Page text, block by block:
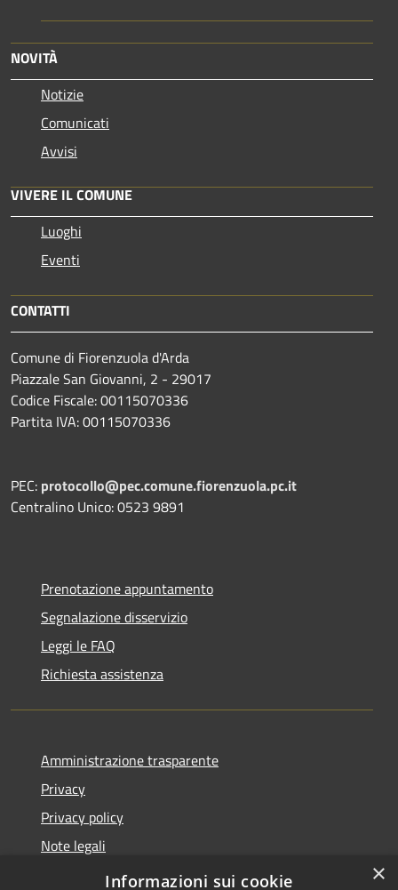
NOVITÀ
Notizie
Comunicati
Avvisi
VIVERE IL COMUNE
Luoghi
Eventi
CONTATTI
Comune di Fiorenzuola d'Arda
Piazzale San Giovanni, 2 - 29017
Codice Fiscale: 00115070336
Partita IVA: 00115070336
PEC: protocollo@pec.comune.fiorenzuola.pc.it
Centralino Unico: 0523 9891
Prenotazione appuntamento
Segnalazione disservizio
Leggi le FAQ
Richiesta assistenza
Amministrazione trasparente
Privacy
Privacy policy
Note legali
Dichiarazione di accessibilità
×
Informazioni sui cookie